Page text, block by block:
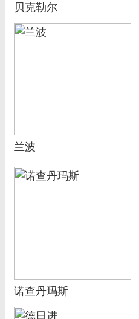
贝克勒尔
兰波
诺查丹玛斯